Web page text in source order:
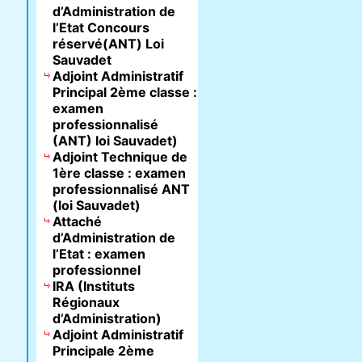
d’Administration de
l’Etat Concours
réservé(ANT) Loi
Sauvadet
Adjoint Administratif
Principal 2ème classe :
examen
professionnalisé
(ANT) loi Sauvadet)
Adjoint Technique de
1ère classe : examen
professionnalisé ANT
(loi Sauvadet)
Attaché
d’Administration de
l’Etat : examen
professionnel
IRA (Instituts
Régionaux
d’Administration)
Adjoint Administratif
Principale 2ème